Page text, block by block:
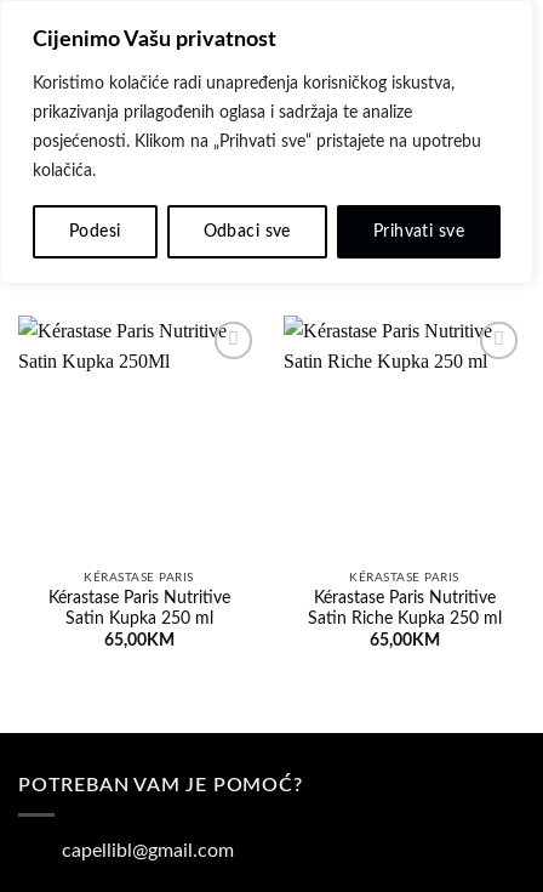
Cijenimo Vašu privatnost
Koristimo kolačiće radi unapređenja korisničkog iskustva,
prikazivanja prilagođenih oglasa i sadržaja te analize
posjećenosti. Klikom na „Prihvati sve“ pristajete na upotrebu
kolačića.
Podesi Odbaci sve Prihvati sve
content
POČETNA PROIZVODI OZNAČENI “NUTRITIVE”
KÉRASTASE PARIS
Kérastase Paris Nutritive
Satin Kupka 250 ml
65,00KM
KÉRASTASE PARIS
Kérastase Paris Nutritive
Satin Riche Kupka 250 ml
65,00KM
POTREBAN VAM JE POMOĆ?
capellibl@gmail.com